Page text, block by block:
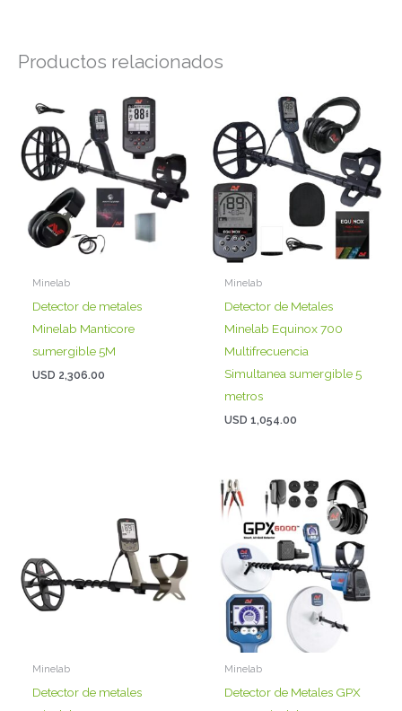
Productos relacionados
Minelab
Detector de metales
Minelab Manticore
sumergible 5M
USD 2,306.00
Minelab
Detector de Metales
Minelab Equinox 700
Multifrecuencia
Simultanea sumergible 5
metros
USD1,054.00
Minelab
Detector de metales
Minelab
Detector de Metales GPX